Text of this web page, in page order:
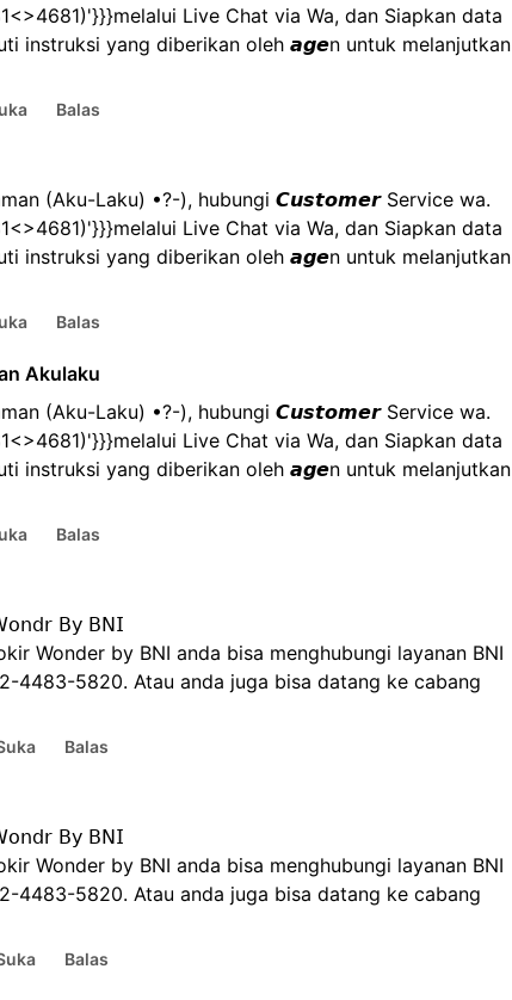
Live Chat via Wa, dan Siapkan data
instruksi yang diberikan oleh 𝙖𝙜𝙚n untuk melanjutkan
Balas
(Aku-Laku) •?-), hubungi 𝘾𝙪𝙨𝙩𝙤𝙢𝙚𝙧 Service wa.
Live Chat via Wa, dan Siapkan data
instruksi yang diberikan oleh 𝙖𝙜𝙚n untuk melanjutkan
Balas
Akulaku
(Aku-Laku) •?-), hubungi 𝘾𝙪𝙨𝙩𝙤𝙢𝙚𝙧 Service wa.
Live Chat via Wa, dan Siapkan data
instruksi yang diberikan oleh 𝙖𝙜𝙚n untuk melanjutkan
Balas
𝖡𝗒 𝖡𝖭𝖨
Wonder by BNI anda bisa menghubungi layanan BNI
4483-5820. Atau anda juga bisa datang ke cabang
Balas
𝖡𝗒 𝖡𝖭𝖨
Wonder by BNI anda bisa menghubungi layanan BNI
4483-5820. Atau anda juga bisa datang ke cabang
Balas